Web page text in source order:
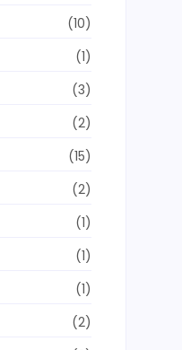
(10)
(1)
(3)
(2)
(15)
(2)
(1)
(1)
(1)
(2)